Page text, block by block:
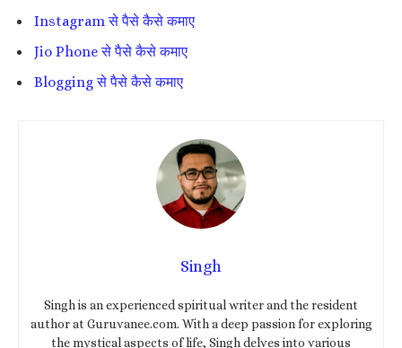
Instagram से पैसे कैसे कमाए
Jio Phone से पैसे कैसे कमाए
Blogging से पैसे कैसे कमाए
Singh
Singh is an experienced spiritual writer and the resident
author at Guruvanee.com. With a deep passion for exploring
the mystical aspects of life, Singh delves into various